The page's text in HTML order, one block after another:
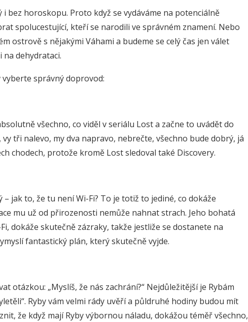
bez horoskopu. Proto když se vydáváme na potenciálně
spolucestující, kteří se narodili ve správném znamení. Nebo
ostrově s nějakými Váhami a budeme se celý čas jen válet
dehydrataci.
správný doprovod:
všechno, co viděl v seriálu Lost a začne to uvádět do
tři nalevo, my dva napravo, nebrečte, všechno bude dobrý, já
chodech, protože kromě Lost sledoval také Discovery.
jak to, že tu není Wi-Fi? To je totiž to jediné, co dokáže
mu už od přirozenosti nemůže nahnat strach. Jeho bohatá
dokáže skutečně zázraky, takže jestliže se dostanete na
fantastický plán, který skutečně vyjde.
otázkou: „Myslíš, že nás zachrání?“ Nejdůležitější je Rybám
Ryby vám velmi rády uvěří a půldruhé hodiny budou mít
že když mají Ryby výbornou náladu, dokážou téměř všechno,